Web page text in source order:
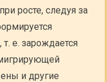
росте, следуя за
т. е. зарождается
и другие